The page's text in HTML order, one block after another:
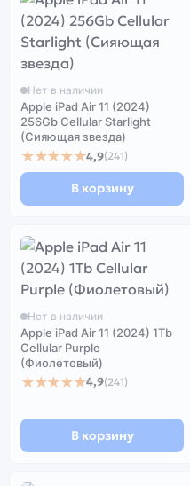
Нет в наличии
Apple iPad Air 11 (2024)
256Gb Cellular Starlight
(Сияющая звезда)
★★★★★4,9(241)
В корзину
Нет в наличии
Apple iPad Air 11 (2024) 1Tb
Cellular Purple
(Фиолетовый)
★★★★★4,9(241)
В корзину